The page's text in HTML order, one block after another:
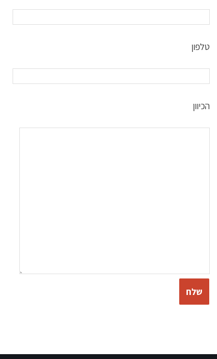
טלפון
הכיוון